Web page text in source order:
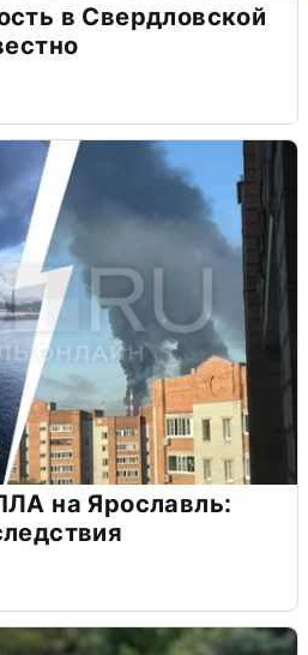
в Свердловской
на Ярославль: